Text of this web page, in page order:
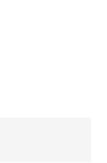
のない自分。
由に。